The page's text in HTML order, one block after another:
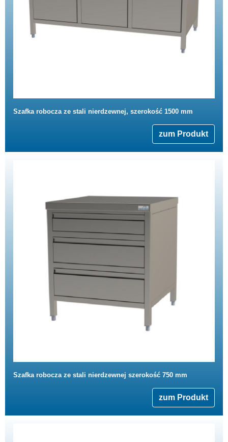
Szafka robocza ze stali nierdzewnej, szerokość 1500 mm
zum Produkt
Szafka robocza ze stali nierdzewnej szerokość 750 mm
zum Produkt